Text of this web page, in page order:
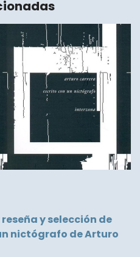
y selección de
nictógrafo de Arturo